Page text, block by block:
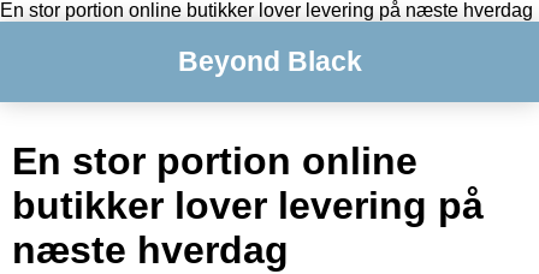
En stor portion online butikker lover levering på næste hverdag
Beyond Black
En stor portion online
butikker lover levering på
næste hverdag